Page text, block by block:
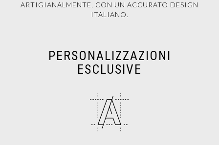
ARTIGIANALMENTE, CON UN ACCURATO DESIGN
ITALIANO.
PERSONALIZZAZIONI
ESCLUSIVE